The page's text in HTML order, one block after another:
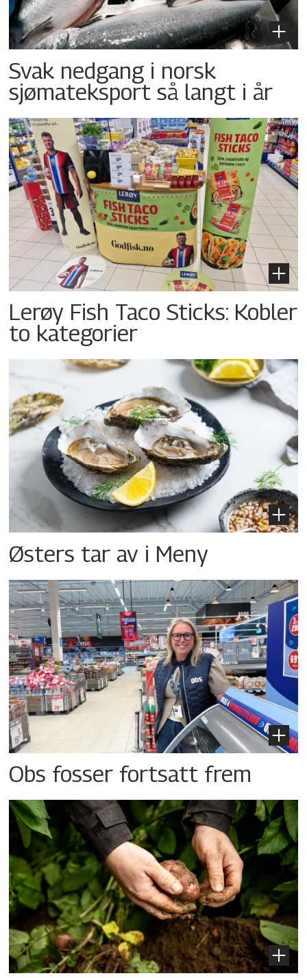
Svak nedgang i norsk
sjømateksport så langt i år
Lerøy Fish Taco Sticks: Kobler
to kategorier
Østers tar av i Meny
Obs fosser fortsatt frem